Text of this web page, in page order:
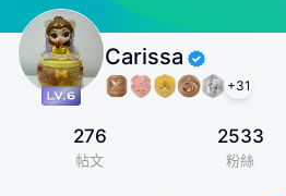
Carissa
+31
276
帖文
2533
粉絲